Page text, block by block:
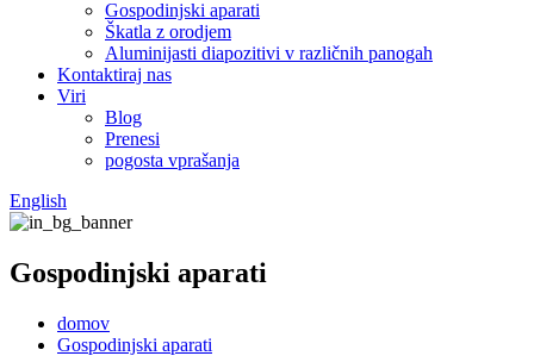
Gospodinjski aparati
Škatla z orodjem
Aluminijasti diapozitivi v različnih panogah
Kontaktiraj nas
Viri
Blog
Prenesi
pogosta vprašanja
English
Gospodinjski aparati
domov
Gospodinjski aparati